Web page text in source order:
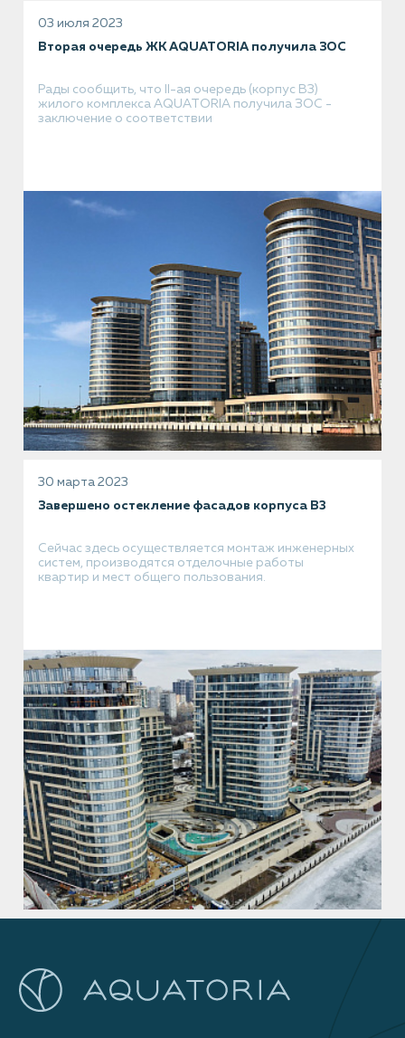
03 июля 2023
Вторая очередь ЖК AQUATORIA получила ЗОС
Рады сообщить, что II-ая очередь (корпус В3)
жилого комплекса AQUATORIA получила ЗОС -
заключение о соответствии
30 марта 2023
Завершено остекление фасадов корпуса В3
Сейчас здесь осуществляется монтаж инженерных
систем, производятся отделочные работы
квартир и мест общего пользования.